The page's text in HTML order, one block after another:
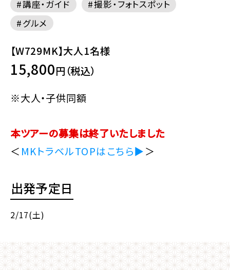
講座・ガイド
撮影・フォトスポット
グルメ
【W729MK】大人1名様
15,800円（税込）
※大人・子供同額
本ツアーの募集は終了いたしました
＜ MKトラベルTOPはこちら▶＞
出発予定日
2/17(土)